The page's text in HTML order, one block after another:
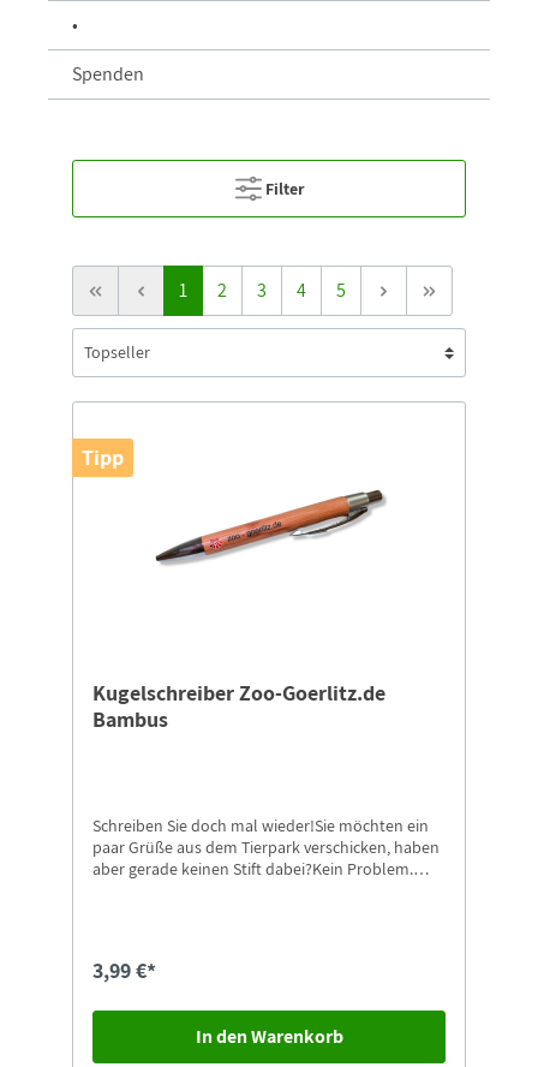
•
Spenden
Filter
1 2 3 4 5
Tipp
Kugelschreiber Zoo-Goerlitz.de
Bambus
Schreiben Sie doch mal wieder!Sie möchten ein
paar Grüße aus dem Tierpark verschicken, haben
aber gerade keinen Stift dabei?Kein Problem.
3,99 €*
In den Warenkorb